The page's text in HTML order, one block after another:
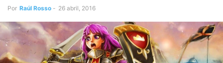
Por Raúl Rosso - 26 abril, 2016